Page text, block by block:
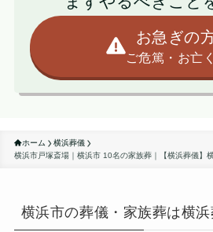
お急ぎの
ご危篤・お亡
ホーム
横浜葬儀
横浜市戸塚斎場｜横浜市 10名の家族葬｜【横浜葬儀】
横浜市の葬儀・家族葬は横浜